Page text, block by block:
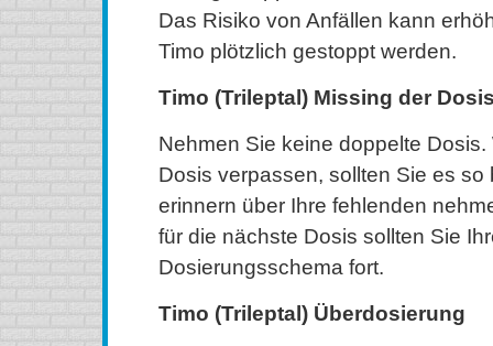
Das Risiko von Anfällen kann
Timo plötzlich gestoppt werden.
Timo (Trileptal) Missing der
Nehmen Sie keine doppelte
Dosis verpassen, sollten Sie es so
erinnern über Ihre fehlenden
für die nächste Dosis sollten Sie
Dosierungsschema fort.
Timo (Trileptal) Überdosierung